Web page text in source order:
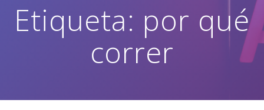
Etiqueta: por qué
correr